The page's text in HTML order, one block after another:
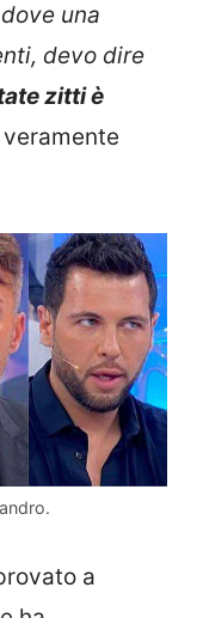
una
devo dire
zitti è
a